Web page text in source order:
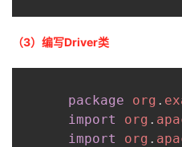
（3）编写Driver类
package org .
import
org .
import
org .